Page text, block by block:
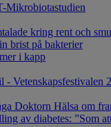
Mikrobiotastudien
kring rent och
brist på bakterier
i kapp
Vetenskapsfestivalen
Doktorn Hälsa om
av diabetes: ”Som